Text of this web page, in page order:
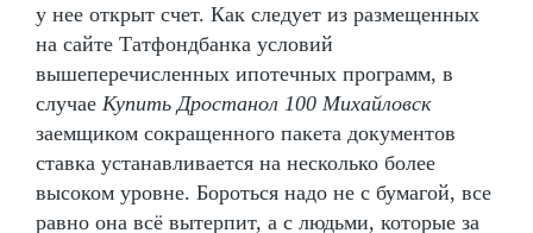
у нее открыт счет. Как следует из размещенных
на сайте Татфондбанка условий
вышеперечисленных ипотечных программ, в
случае Купить Дростанол 100 Михайловск
заемщиком сокращенного пакета документов
ставка устанавливается на несколько более
высоком уровне. Бороться надо не с бумагой, все
равно она всё вытерпит, а с людьми, которые за